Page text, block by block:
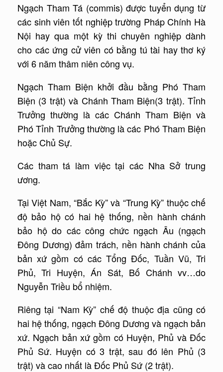
Ngạch Tham Tá (commis) được tuyển dụng từ
các sinh viên tốt nghiệp trường Pháp Chính Hà
Nội hay qua một kỳ thi chuyên nghiệp dành
cho các ứng cử viên có bằng tú tài hay thơ ký
với 6 năm thâm niên công vụ.
Ngạch Tham Biện khởi đầu bằng Phó Tham
Biện (3 trật) và Chánh Tham Biện(3 trật). Tỉnh
Trưởng thường là các Chánh Tham Biện và
Phó Tỉnh Trưởng thường là các Phó Tham Biện
hoặc Chủ Sự.
Các tham tá làm việc tại các Nha Sở trung
ương.
Tại Việt Nam, “Bắc Kỳ” và “Trung Kỳ” thuộc chế
độ bảo hộ có hai hệ thống, nền hành chánh
bảo hộ do các công chức ngạch Âu (ngạch
Đông Dương) đảm trách, nền hành chánh của
bản xứ gồm có các Tổng Đốc, Tuần Vũ, Tri
Phủ, Tri Huyện, Án Sát, Bố Chánh vv…do
Nguyễn Triều bổ nhiệm.
Riêng tại “Nam Kỳ” chế độ thuộc địa cũng có
hai hệ thống, ngạch Đông Dương và ngạch bản
xứ. Ngạch bản xứ gồm có Huyện, Phủ và Đốc
Phủ Sứ. Huyện có 3 trật, sau đó lên Phủ (3
trật) và cao nhất là Đốc Phủ Sứ (2 trật).